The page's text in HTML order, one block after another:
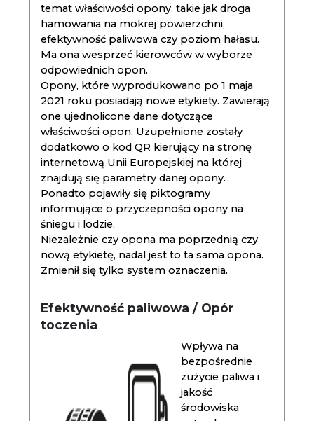
temat właściwości opony, takie jak droga
hamowania na mokrej powierzchni,
efektywność paliwowa czy poziom hałasu.
Ma ona wesprzeć kierowców w wyborze
odpowiednich opon.
Opony, które wyprodukowano po 1 maja
2021 roku posiadają nowe etykiety. Zawierają
one ujednolicone dane dotyczące
właściwości opon. Uzupełnione zostały
dodatkowo o kod QR kierujący na stronę
internetową Unii Europejskiej na której
znajdują się parametry danej opony.
Ponadto pojawiły się piktogramy
informujące o przyczepności opony na
śniegu i lodzie.
Niezależnie czy opona ma poprzednią czy
nową etykietę, nadal jest to ta sama opona.
Zmienił się tylko system oznaczenia.
Efektywność paliwowa / Opór
toczenia
Wpływa na
bezpośrednie
zużycie paliwa i
jakość
środowiska